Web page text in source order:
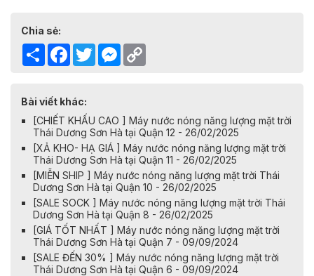
Chia sẻ:
Share Facebook
TwitterMessenger
Bài viết khác:
[CHIẾT KHẤU CAO ] Máy nước nóng năng lượng mặt trời
Thái Dương Sơn Hà tại Quận 12 - 26/02/2025
[XẢ KHO- HẠ GIÁ ] Máy nước nóng năng lượng mặt trời
Thái Dương Sơn Hà tại Quận 11 - 26/02/2025
[MIỄN SHIP ] Máy nước nóng năng lượng mặt trời Thái
Dương Sơn Hà tại Quận 10 - 26/02/2025
[SALE SOCK ] Máy nước nóng năng lượng mặt trời Thái
Dương Sơn Hà tại Quận 8 - 26/02/2025
[GIÁ TỐT NHẤT ] Máy nước nóng năng lượng mặt trời
Thái Dương Sơn Hà tại Quận 7 - 09/09/2024
[SALE ĐẾN 30% ] Máy nước nóng năng lượng mặt trời
Thái Dương Sơn Hà tại Quận 6 - 09/09/2024